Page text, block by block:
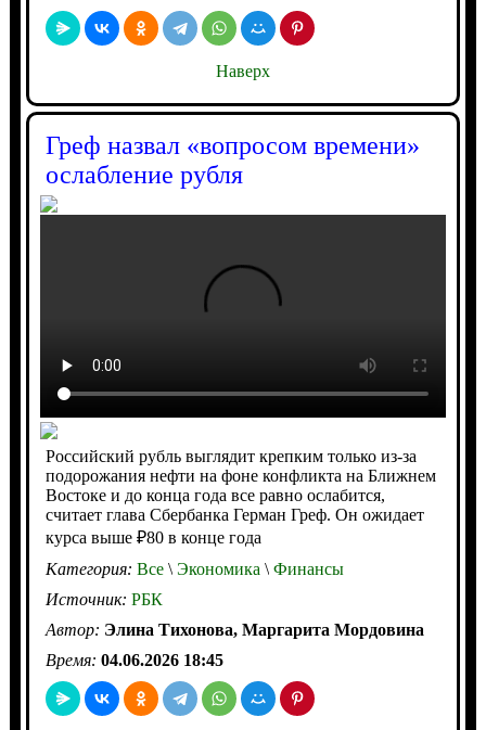
Наверх
Греф назвал «вопросом времени»
ослабление рубля
Российский рубль выглядит крепким только из-за
подорожания нефти на фоне конфликта на Ближнем
Востоке и до конца года все равно ослабится,
считает глава Сбербанка Герман Греф. Он ожидает
курса выше ₽80 в конце года
Категория: Все\Экономика \Финансы
Источник: РБК
Автор: Элина Тихонова, Маргарита Мордовина
Время: 04.06.2026 18:45